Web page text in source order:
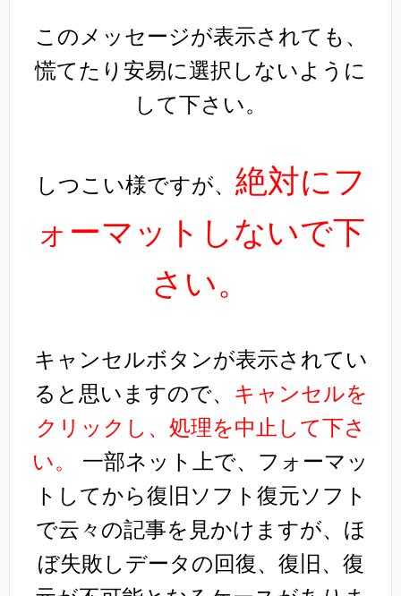
このメッセージが表示されても、
慌てたり安易に選択しないように
して下さい。
しつこい様ですが、 絶対にフ
ォーマットしないで下
さい。
キャンセルボタンが表示されてい
ると思いますので、 キャンセルを
クリックし、処理を中止して下さ
い。
一部ネット上で、フォーマッ
トしてから復旧ソフト復元ソフト
で云々の記事を見かけますが、ほ
ぼ失敗しデータの回復、復旧、復